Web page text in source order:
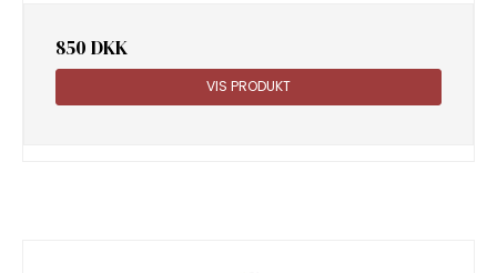
850 DKK
VIS PRODUKT